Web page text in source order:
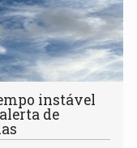
instável
de